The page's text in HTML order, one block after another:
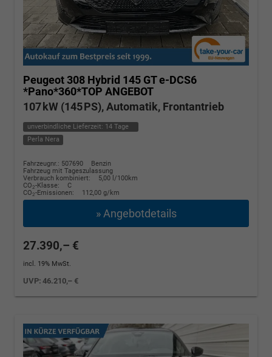
Peugeot 308 Hybrid 145 GT e-DCS6
*Pano*360*TOP ANGEBOT
107 kW (145 PS), Automatik, Frontantrieb
unverbindliche Lieferzeit: 14 Tage
Perla Nera
Fahrzeugnr.: 507690
Benzin
Fahrzeug mit Tageszulassung
Verbrauch kombiniert:
5,00 l/100km
CO2-Klasse:
C
CO2-Emissionen: 112,00 g/km
» Angebotdetails
27.390,– €
incl. 19% MwSt.
UVP:46.210,– €